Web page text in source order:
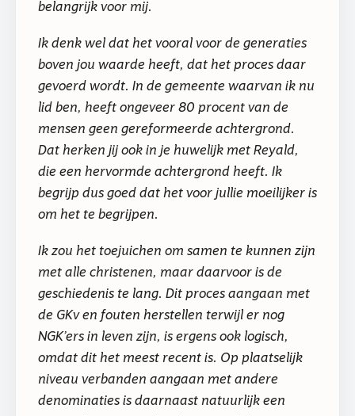
belangrijk voor mij.
Ik denk wel dat het vooral voor de generaties
boven jou waarde heeft, dat het proces daar
gevoerd wordt. In de gemeente waarvan ik nu
lid ben, heeft ongeveer 80 procent van de
mensen geen gereformeerde achtergrond.
Dat herken jij ook in je huwelijk met Reyald,
die een hervormde achtergrond heeft. Ik
begrijp dus goed dat het voor jullie moeilijker is
om het te begrijpen.
Ik zou het toejuichen om samen te kunnen zijn
met alle christenen, maar daarvoor is de
geschiedenis te lang. Dit proces aangaan met
de GKv en fouten herstellen terwijl er nog
NGK’ers in leven zijn, is ergens ook logisch,
omdat dit het meest recent is. Op plaatselijk
niveau verbanden aangaan met andere
denominaties is daarnaast natuurlijk een